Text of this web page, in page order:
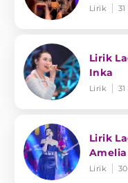
Lirik
Lirik
Inka
Lirik
Lirik
Amelia
Lirik